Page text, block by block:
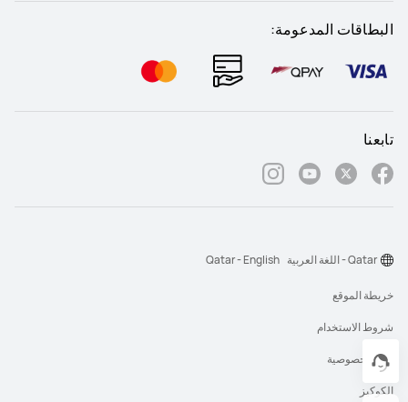
البطاقات المدعومة:
تابعنا
خريطة الموقع
شروط الاستخدام
بيان الخصوصية
الكوكيز
Qatar - اللغة العربية Qatar - English